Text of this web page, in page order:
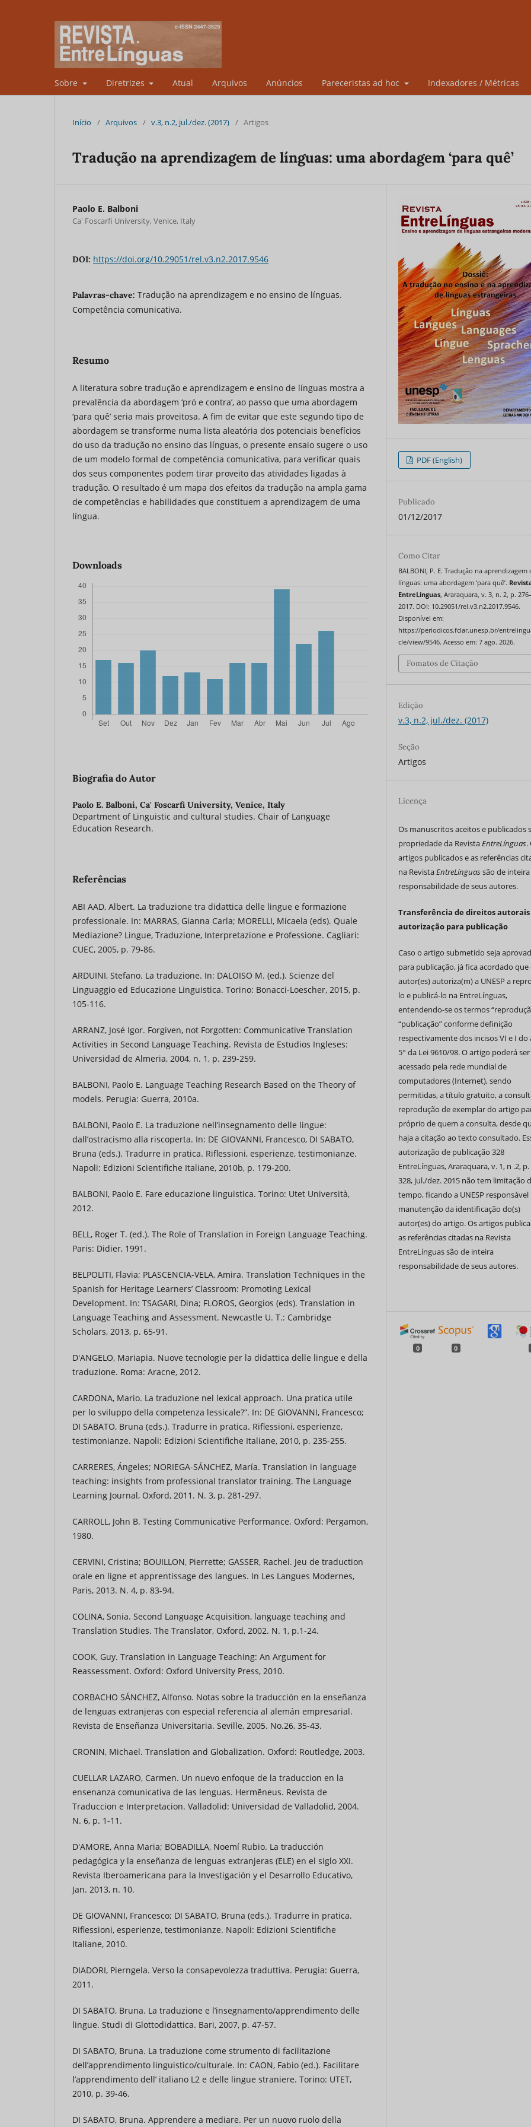
Sobre Diretrizes Atual Arquivos Anúncios Pareceristas ad hoc Indexadores / Métricas
Início / Arquivos / v.3, n.2, jul./dez. (2017) / Artigos
Tradução na aprendizagem de línguas: uma abordagem ‘para quê’
Paolo E. Balboni
Ca' Foscarfi University, Venice, Italy
DOI: https://doi.org/10.29051/rel.v3.n2.2017.9546
Palavras-chave: Tradução na aprendizagem e no ensino de línguas.
Competência comunicativa.
Resumo
A literatura sobre tradução e aprendizagem e ensino de línguas mostra a
prevalência da abordagem ‘pró e contra’, ao passo que uma abordagem
‘para quê’ seria mais proveitosa. A fim de evitar que este segundo tipo de
abordagem se transforme numa lista aleatória dos potenciais benefícios
do uso da tradução no ensino das línguas, o presente ensaio sugere o uso
de um modelo formal de competência comunicativa, para verificar quais
dos seus componentes podem tirar proveito das atividades ligadas à
tradução. O resultado é um mapa dos efeitos da tradução na ampla gama
de competências e habilidades que constituem a aprendizagem de uma
língua.
Downloads
Biografia do Autor
Paolo E. Balboni, Ca' Foscarfi University, Venice, Italy
Department of Linguistic and cultural studies. Chair of Language
Education Research.
Referências
ABI AAD, Albert. La traduzione tra didattica delle lingue e formazione
professionale. In: MARRAS, Gianna Carla; MORELLI, Micaela (eds). Quale
Mediazione? Lingue, Traduzione, Interpretazione e Professione. Cagliari:
CUEC, 2005, p. 79-86.
ARDUINI, Stefano. La traduzione. In: DALOISO M. (ed.). Scienze del
Linguaggio ed Educazione Linguistica. Torino: Bonacci-Loescher, 2015, p.
105-116.
ARRANZ, José Igor. Forgiven, not Forgotten: Communicative Translation
Activities in Second Language Teaching. Revista de Estudios Ingleses:
Universidad de Almeria, 2004, n. 1, p. 239-259.
BALBONI, Paolo E. Language Teaching Research Based on the Theory of
models. Perugia: Guerra, 2010a.
BALBONI, Paolo E. La traduzione nell’insegnamento delle lingue:
dall’ostracismo alla riscoperta. In: DE GIOVANNI, Francesco, DI SABATO,
Bruna (eds.). Tradurre in pratica. Riflessioni, esperienze, testimonianze.
Napoli: Edizioni Scientifiche Italiane, 2010b, p. 179-200.
BALBONI, Paolo E. Fare educazione linguistica. Torino: Utet Università,
2012.
BELL, Roger T. (ed.). The Role of Translation in Foreign Language Teaching.
Paris: Didier, 1991.
BELPOLITI, Flavia; PLASCENCIA-VELA, Amira. Translation Techniques in the
Spanish for Heritage Learners’ Classroom: Promoting Lexical
Development. In: TSAGARI, Dina; FLOROS, Georgios (eds). Translation in
Language Teaching and Assessment. Newcastle U. T.: Cambridge
Scholars, 2013, p. 65-91.
D'ANGELO, Mariapia. Nuove tecnologie per la didattica delle lingue e della
traduzione. Roma: Aracne, 2012.
CARDONA, Mario. La traduzione nel lexical approach. Una pratica utile
per lo sviluppo della competenza lessicale?”. In: DE GIOVANNI, Francesco;
DI SABATO, Bruna (eds.). Tradurre in pratica. Riflessioni, esperienze,
testimonianze. Napoli: Edizioni Scientifiche Italiane, 2010, p. 235-255.
CARRERES, Ángeles; NORIEGA-SÁNCHEZ, María. Translation in language
teaching: insights from professional translator training. The Language
Learning Journal, Oxford, 2011. N. 3, p. 281-297.
CARROLL, John B. Testing Communicative Performance. Oxford: Pergamon,
1980.
CERVINI, Cristina; BOUILLON, Pierrette; GASSER, Rachel. Jeu de traduction
orale en ligne et apprentissage des langues. In Les Langues Modernes,
Paris, 2013. N. 4, p. 83-94.
COLINA, Sonia. Second Language Acquisition, language teaching and
Translation Studies. The Translator, Oxford, 2002. N. 1, p.1-24.
COOK, Guy. Translation in Language Teaching: An Argument for
Reassessment. Oxford: Oxford University Press, 2010.
CORBACHO SÁNCHEZ, Alfonso. Notas sobre la traducción en la enseñanza
de lenguas extranjeras con especial referencia al alemán empresarial.
Revista de Enseñanza Universitaria. Seville, 2005. No.26, 35-43.
CRONIN, Michael. Translation and Globalization. Oxford: Routledge, 2003.
CUELLAR LAZARO, Carmen. Un nuevo enfoque de la traduccion en la
ensenanza comunicativa de las lenguas. Hermēneus. Revista de
Traduccion e Interpretacion. Valladolid: Universidad de Valladolid, 2004.
N. 6, p. 1-11.
D'AMORE, Anna Maria; BOBADILLA, Noemí Rubio. La traducción
pedagógica y la enseñanza de lenguas extranjeras (ELE) en el siglo XXI.
Revista Iberoamericana para la Investigación y el Desarrollo Educativo,
Jan. 2013, n. 10.
DE GIOVANNI, Francesco; DI SABATO, Bruna (eds.). Tradurre in pratica.
Riflessioni, esperienze, testimonianze. Napoli: Edizioni Scientifiche
Italiane, 2010.
DIADORI, Pierngela. Verso la consapevolezza traduttiva. Perugia: Guerra,
2011.
DI SABATO, Bruna. La traduzione e l’insegnamento/apprendimento delle
lingue. Studi di Glottodidattica. Bari, 2007, p. 47-57.
DI SABATO, Bruna. La traduzione come strumento di facilitazione
dell’apprendimento linguistico/culturale. In: CAON, Fabio (ed.). Facilitare
l’apprendimento dell’ italiano L2 e delle lingue straniere. Torino: UTET,
2010, p. 39-46.
DI SABATO, Bruna. Apprendere a mediare. Per un nuovo ruolo della
PDF (English)
Publicado
01/12/2017
Como Citar
BALBONI, P. E. Tradução na aprendizagem
línguas: uma abordagem ‘para quê’.
EntreLinguas, Araraquara, v. 3, n. 2, p.
2017. DOI: 10.29051/rel.v3.n2.2017.9546.
Disponível em:
https://periodicos.fclar.unesp.br/
cle/view/9546. Acesso em: 7 ago. 2026.
Fomatos de Citação
Edição
v.3, n.2, jul./dez. (2017)
Seção
Artigos
Licença
Os manuscritos aceitos e publicados
propriedade da RevistaEntreLínguas.
artigos publicados e as referências
na RevistaEntreLínguas são de inteira
responsabilidade de seus autores.
Transferência de direitos autorais
autorização para publicação
Caso o artigo submetido seja
para publicação, já fica acordado que
autor(es) autoriza(m) a UNESP a
lo e publicá-lo na EntreLínguas,
entendendo-se os termos
“publicação” conforme definição
respectivamente dos incisos VI e I do
5° da Lei 9610/98. O artigo poderá ser
acessado pela rede mundial de
computadores (Internet), sendo
permitidas, a título gratuito, a
reprodução de exemplar do artigo
próprio de quem a consulta, desde
haja a citação ao texto consultado.
autorização de publicação 328
EntreLínguas, Araraquara, v. 1, n .2, p.
328, jul./dez. 2015 não tem limitação
tempo, ficando a UNESP responsável
manutenção da identificação do(s)
autor(es) do artigo. Os artigos
as referências citadas na Revista
EntreLínguas são de inteira
responsabilidade de seus autores.
0 0